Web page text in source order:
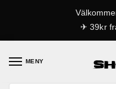
✈ 39kr
MENY